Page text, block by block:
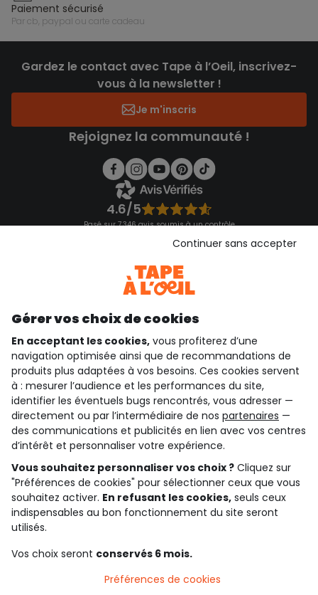
paiement sécurisé
par cb, paypal ou carte cadeau
Gardez le contact avec Tape à l’Oeil, inscrivez-
vous à la newsletter !
Je m'inscris
Rejoignez la communauté !
4.6/5
Basé sur 7 346 avis soumis à un contrôle
Consulter les CGU
qui sommes-nous ?
besoin d'aide ?
le club fidélité
notre catalogue
Conditions générales de ventes et d'utilisation
Conditions d’utilisation des réseaux sociaux
Politique de confidentialité
Cookies et données personnelles
Paramètres des cookies
Gérer vos choix de cookies
En acceptant les cookies, vous profiterez d’une
navigation optimisée ainsi que de recommandations de
produits plus adaptées à vos besoins. Ces cookies servent
à : mesurer l’audience et les performances du site,
identifier les éventuels bugs rencontrés, vous adresser —
directement ou par l’intermédiaire de nos partenaires —
des communications et publicités en lien avec vos centres
d’intérêt et personnaliser votre expérience.
Vous souhaitez personnaliser vos choix ? Cliquez sur
"Préférences de cookies" pour sélectionner ceux que vous
souhaitez activer. En refusant les cookies, seuls ceux
indispensables au bon fonctionnement du site seront
utilisés.
Vos choix seront conservés 6 mois.
Continuer sans accepter
Préférences de cookies